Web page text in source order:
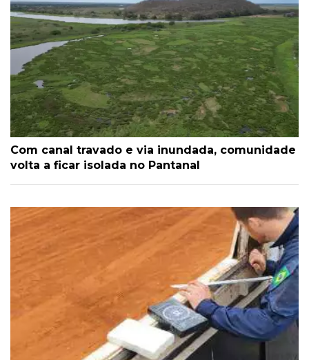
Com canal travado e via inundada, comunidade
volta a ficar isolada no Pantanal